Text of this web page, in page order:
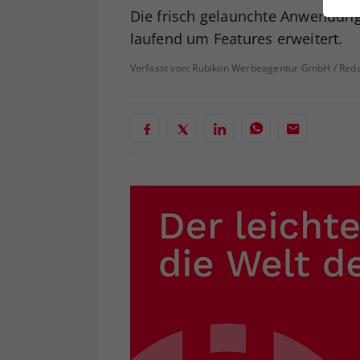
Die frisch gelaunchte
laufend um Features erweitert.
Verfasst von: Rubikon Werbeagentur GmbH /